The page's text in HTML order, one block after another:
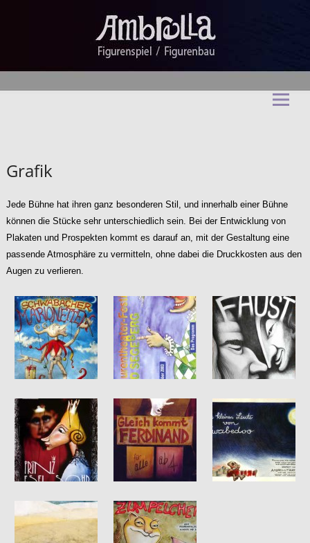
Grafik
Jede Bühne hat ihren ganz besonderen Stil, und innerhalb einer Bühne
können die Stücke sehr unterschiedlich sein. Bei der Entwicklung von
Plakaten und Prospekten kommt es darauf an, mit der Gestaltung eine
passende Atmosphäre zu vermitteln, ohne dabei die Druckkosten aus den
Augen zu verlieren.